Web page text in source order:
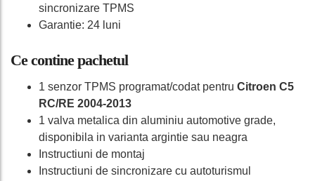
sincronizare TPMS
Garantie: 24 luni
Ce contine pachetul
1 senzor TPMS programat/codat pentru Citroen C5
RC/RE 2004-2013
1 valva metalica din aluminiu automotive grade,
disponibila in varianta argintie sau neagra
Instructiuni de montaj
Instructiuni de sincronizare cu autoturismul